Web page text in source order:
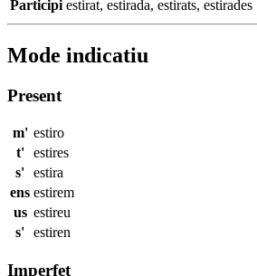
Participi estirat, estirada, estirats, estirades
Mode indicatiu
Present
m' estiro
t'
estires
s' estira
ens estirem
us estireu
s' estiren
Imperfet